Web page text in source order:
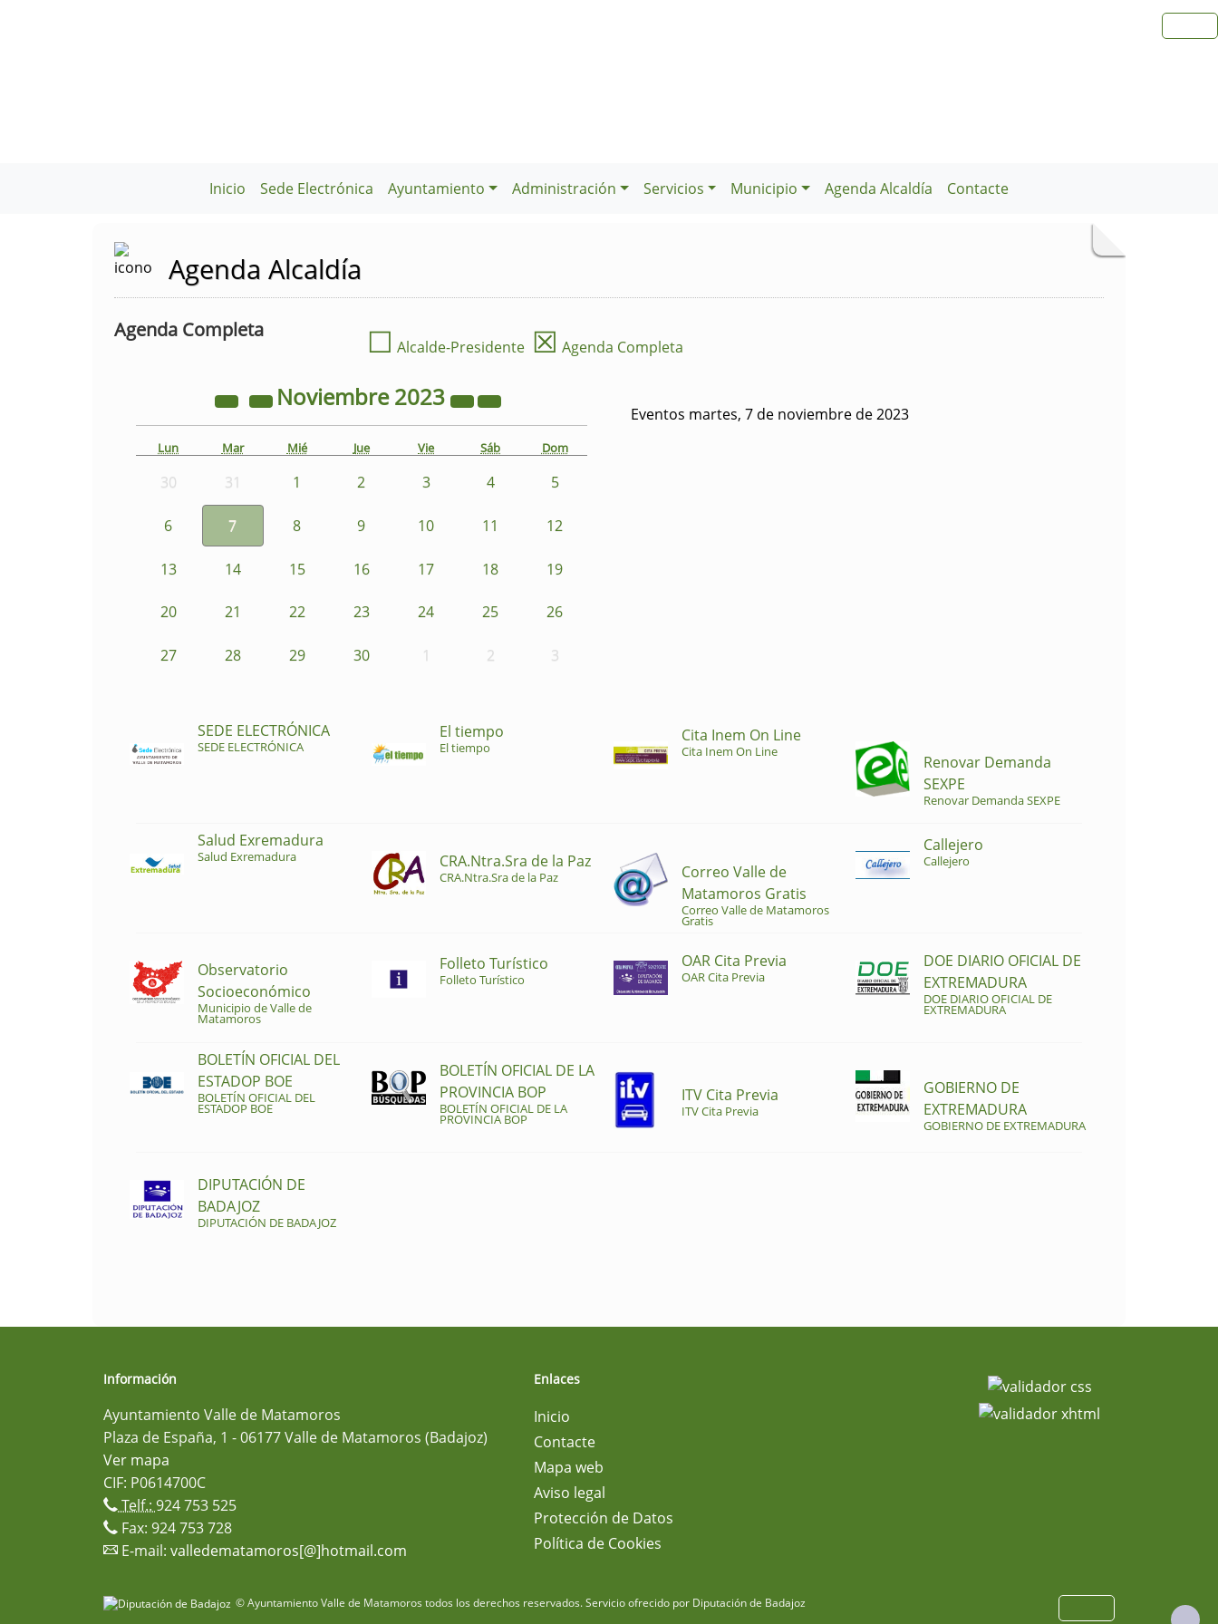
Inicio Sede Electrónica Ayuntamiento Administración Servicios Municipio Agenda Alcaldía Contacte
Agenda Alcaldía
Agenda Completa ☐ Alcalde-Presidente ☒ Agenda Completa
Noviembre2023
Lun Mar Mié Jue Vie Sáb Dom
30 31 1 2 3 4 5
6 7 8 9 10 11 12
13 14 15 16 17 18 19
20 21 22 23 24 25 26
27 28 29 30 1 2 3
Eventos martes, 7 de noviembre de 2023
SEDE ELECTRÓNICA
SEDE ELECTRÓNICA
El tiempo
El tiempo
Cita Inem On Line
Cita Inem On Line
Renovar Demanda
SEXPE
Renovar Demanda SEXPE
Salud Exremadura
Salud Exremadura CRA.Ntra.Sra de la Paz
CRA.Ntra.Sra de la Paz
Correo Valle de
Matamoros Gratis
Correo Valle de Matamoros
Gratis
Callejero
Callejero
Observatorio
Socioeconómico
Municipio de Valle de
Matamoros
Folleto Turístico
Folleto Turístico
OAR Cita Previa
OAR Cita Previa
DOE DIARIO OFICIAL DE
EXTREMADURA
DOE DIARIO OFICIAL DE
EXTREMADURA
BOLETÍN OFICIAL DEL
ESTADOP BOE
BOLETÍN OFICIAL DEL
ESTADOP BOE
BOLETÍN OFICIAL DE LA
PROVINCIA BOP
BOLETÍN OFICIAL DE LA
PROVINCIA BOP
ITV Cita Previa
ITV Cita Previa
GOBIERNO DE
EXTREMADURA
GOBIERNO DE EXTREMADURA
DIPUTACIÓN DE
BADAJOZ
DIPUTACIÓN DE BADAJOZ
Información
Ayuntamiento Valle de Matamoros
Plaza de España, 1 - 06177 Valle de Matamoros (Badajoz)
Ver mapa
CIF: P0614700C
Telf.:924 753 525
Fax: 924 753 728
E-mail: valledematamoros[@]hotmail.com
Enlaces
Inicio
Contacte
Mapa web
Aviso legal
Protección de Datos
Política de Cookies
© Ayuntamiento Valle de Matamoros todos los derechos reservados.Servicio ofrecido por Diputación de Badajoz